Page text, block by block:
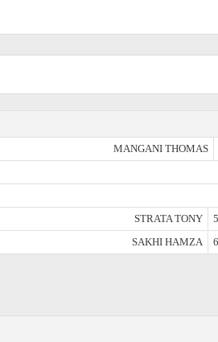
MANGANI THOMAS
STRATA TONY
SAKHI HAMZA